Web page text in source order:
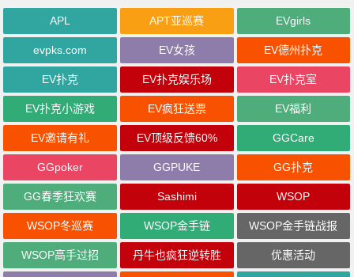
APL APT亚巡赛 EVgirls
evpks.com EV女孩 EV德州扑克
EV扑克 EV扑克娱乐场 EV扑克室
EV扑克小游戏 EV疯狂送票 EV福利
EV邀请有礼 EV顶级反馈60% GGCare
GGpoker GGPUKE GG扑克
GG春季狂欢赛 Sashimi WSOP
WSOP冬巡赛 WSOP金手链 WSOP金手链战报
WSOP高手过招 丹牛也疯狂逆转胜 优惠活动